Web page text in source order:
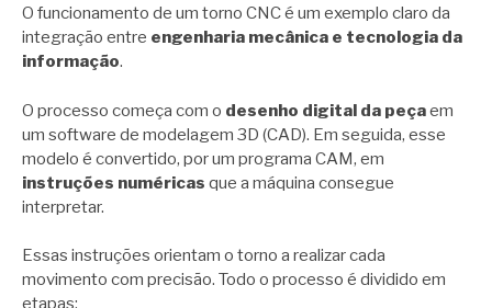
O funcionamento de um torno CNC é um exemplo claro da
integração entre engenharia mecânica e tecnologia da
informação.
O processo começa com o desenho digital da peçaem
um software de modelagem 3D (CAD). Em seguida, esse
modelo é convertido, por um programa CAM, em
instruções numéricas que a máquina consegue
interpretar.
Essas instruções orientam o torno a realizar cada
movimento com precisão. Todo o processo é dividido em
etapas: